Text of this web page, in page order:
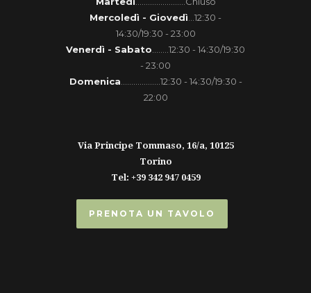
Mercoledì - Giovedì ...12:30 -
14:30/19:30 - 23:00
Venerdì - Sabato ........12:30 - 14:30/19:30
- 23:00
Domenica ...................12:30 - 14:30/19:30 -
22:00
Via Principe Tommaso, 16/a, 10125
Torino
Tel: +39 342 947 0459
PRENOTA UN TAVOLO